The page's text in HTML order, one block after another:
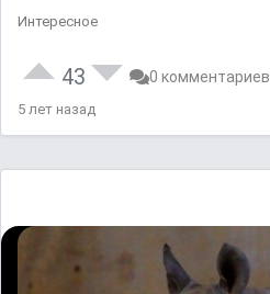
Интересное
43 0 комментариев
5 лет назад